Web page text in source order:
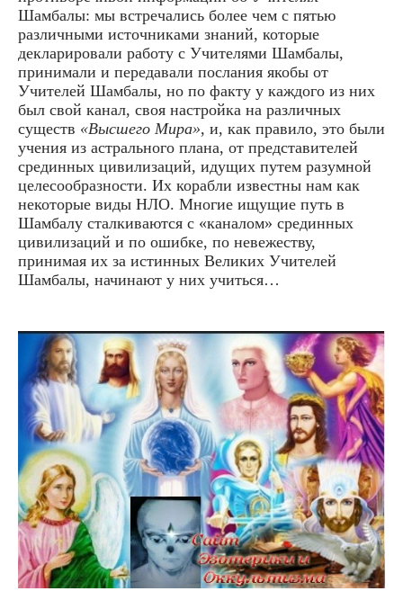
Шамбалы: мы встречались более чем с пятью
различными источниками знаний, которые
декларировали работу с Учителями Шамбалы,
принимали и передавали послания якобы от
Учителей Шамбалы, но по факту у каждого из них
был свой канал, своя настройка на различных
существ «Высшего Мира», и, как правило, это были
учения из астрального плана, от представителей
срединных цивилизаций, идущих путем разумной
целесообразности. Их корабли известны нам как
некоторые виды НЛО. Многие ищущие путь в
Шамбалу сталкиваются с «каналом» срединных
цивилизаций и по ошибке, по невежеству,
принимая их за истинных Великих Учителей
Шамбалы, начинают у них учиться…